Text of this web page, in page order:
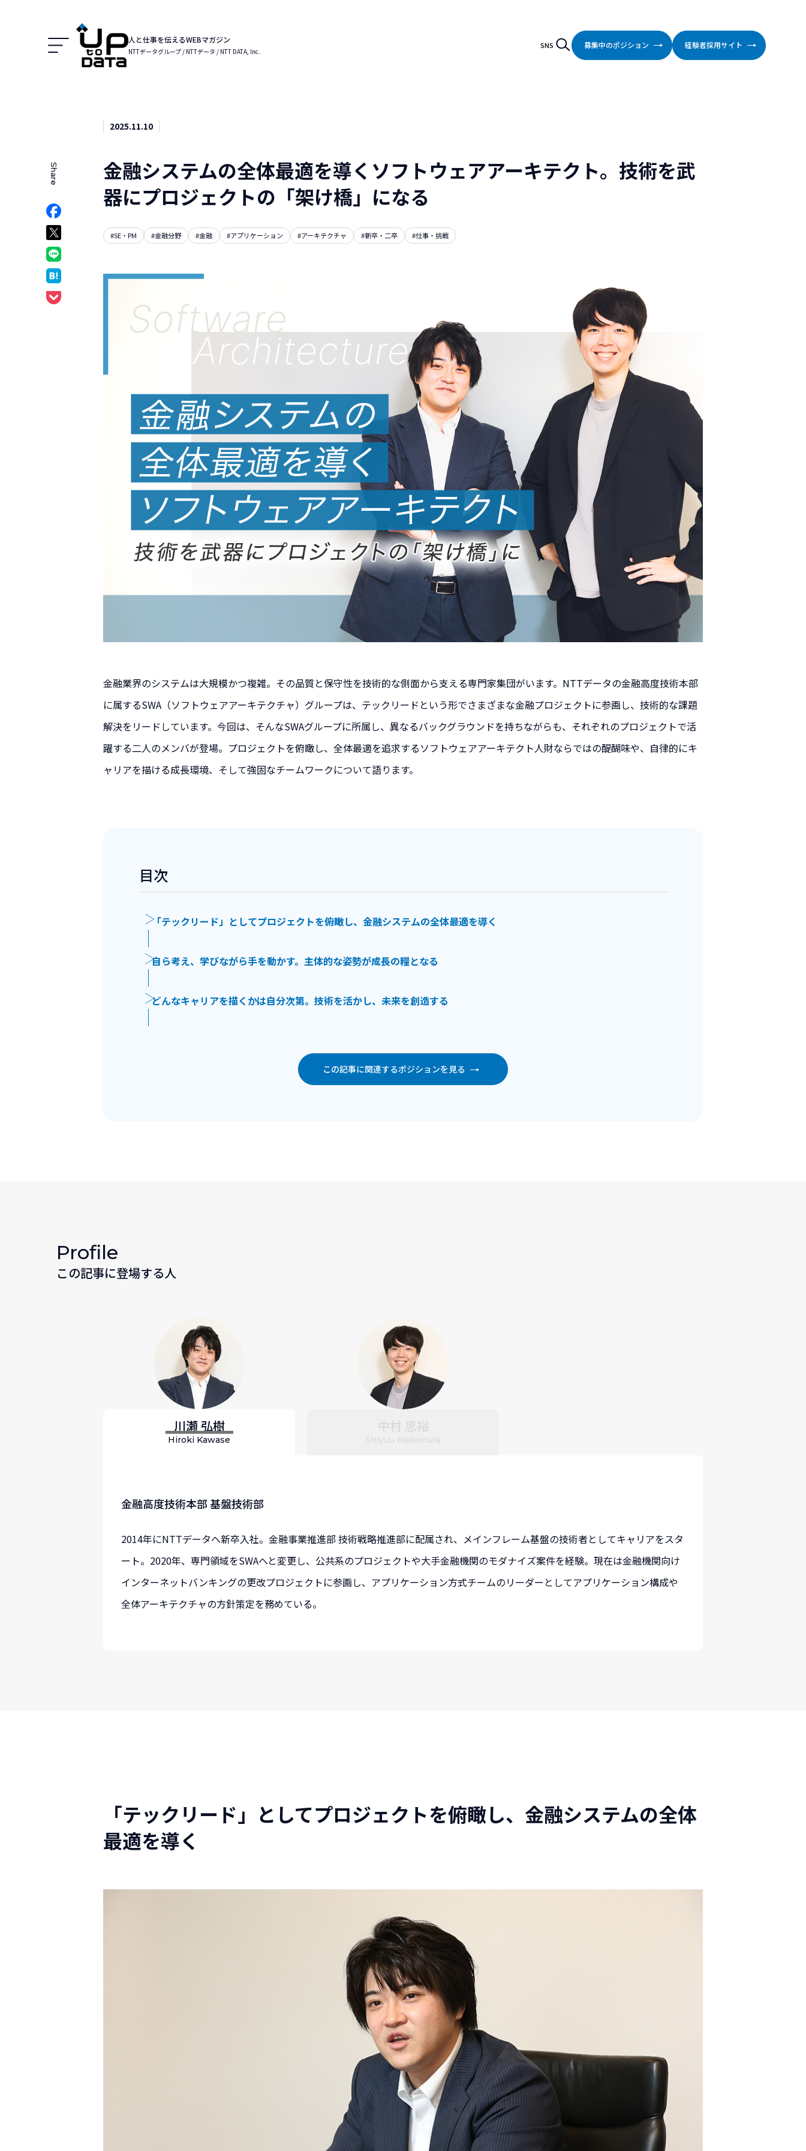
人と仕事を伝えるWEBマガジン
NTTデータグループ / NTTデータ / NTT DATA, Inc.
Menu
SNS 検索
Search
募集中のポジション 経験者採用サイト
2025.11.10
金融システムの全体最適を導くソフトウェアアーキテクト。技術を武
器にプロジェクトの「架け橋」になる
#SE・PM #金融分野 #金融 #アプリケーション #アーキテクチャ #新卒・二卒 #仕事・挑戦
Share
Xでシェア
はてなブックマークでシェア
金融業界のシステムは大規模かつ複雑。その品質と保守性を技術的な側面から支える専門家集団がいます。NTTデータの金融高度技術本部
に属するSWA（ソフトウェアアーキテクチャ）グループは、テックリードという形でさまざまな金融プロジェクトに参画し、技術的な課題
解決をリードしています。今回は、そんなSWAグループに所属し、異なるバックグラウンドを持ちながらも、それぞれのプロジェクトで活
躍する二人のメンバが登場。プロジェクトを俯瞰し、全体最適を追求するソフトウェアアーキテクト人財ならではの醍醐味や、自律的にキ
ャリアを描ける成長環境、そして強固なチームワークについて語ります。
目次
「テックリード」としてプロジェクトを俯瞰し、金融システムの全体最適を導く
自ら考え、学びながら手を動かす。主体的な姿勢が成長の糧となる
どんなキャリアを描くかは自分次第。技術を活かし、未来を創造する
この記事に関連するポジションを見る
Profile
この記事に登場する人
川瀬 弘樹
Hiroki Kawase
金融高度技術本部 基盤技術部
2014年にNTTデータへ新卒入社。金融事業推進部 技術戦略推進部に配属され、メインフレーム基盤の技術者としてキャリアをスタ
ート。2020年、専門領域をSWAへと変更し、公共系のプロジェクトや大手金融機関のモダナイズ案件を経験。現在は金融機関向け
インターネットバンキングの更改プロジェクトに参画し、アプリケーション方式チームのリーダーとしてアプリケーション構成や
全体アーキテクチャの方針策定を務めている。
「テックリード」としてプロジェクトを俯瞰し、金融システムの全体
最適を導く
ークでシェア